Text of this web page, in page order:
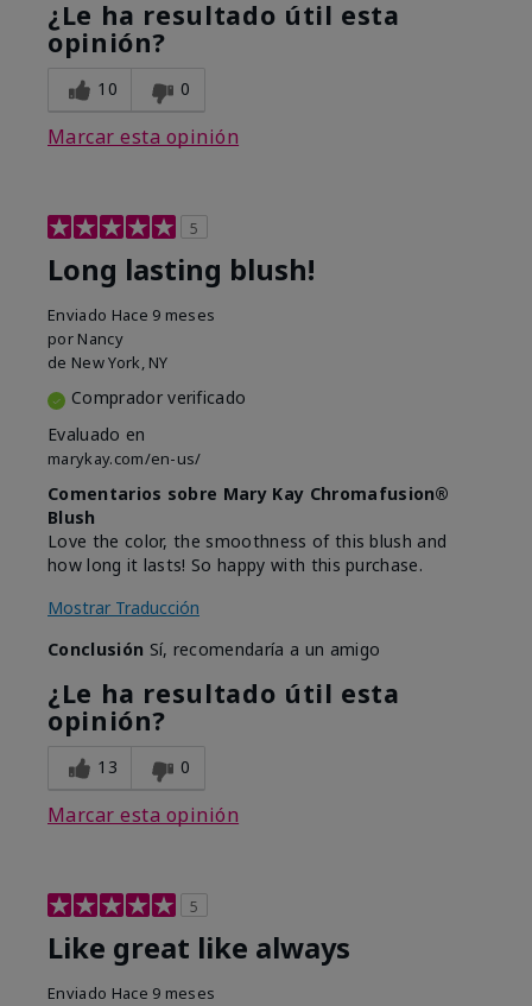
¿Le ha resultado útil esta
opinión?
10 0
Marcar esta opinión
5
Long lasting blush!
Enviado Hace 9 meses
por Nancy
de New York, NY
Comprador verificado
Evaluado en
marykay.com/en-us/
Comentarios sobre Mary Kay Chromafusion®
Blush
Love the color, the smoothness of this blush and
how long it lasts! So happy with this purchase.
Mostrar Traducción
Conclusión Sí, recomendaría a un amigo
¿Le ha resultado útil esta
opinión?
13 0
Marcar esta opinión
5
Like great like always
Enviado Hace 9 meses